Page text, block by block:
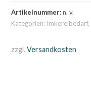
Artikelnummer:n. v.
Kategorien: Imkereibedarf,
zzgl.Versandkosten